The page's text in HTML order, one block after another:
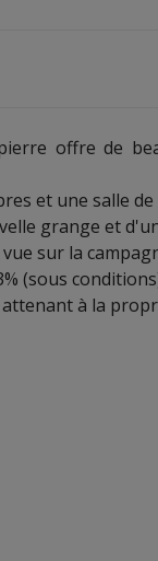
offre de
et une salle de
grange et
sur la
(sous
à la